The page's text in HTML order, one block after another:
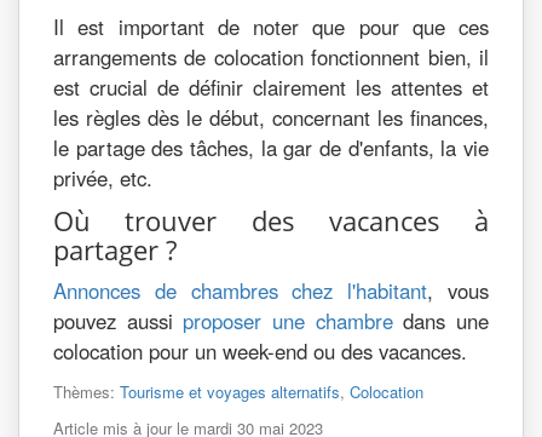
Il est important de noter que pour que ces
arrangements de colocation fonctionnent bien, il
est crucial de définir clairement les attentes et
les règles dès le début, concernant les finances,
le partage des tâches, la gar de d'enfants, la vie
privée, etc.
Où trouver des vacances à
partager ?
Annonces de chambres chez l'habitant, vous
pouvez aussi proposer une chambredans une
colocation pour un week-end ou des vacances.
Thèmes: Tourisme et voyages alternatifs, Colocation
Article mis à jour le mardi 30 mai 2023